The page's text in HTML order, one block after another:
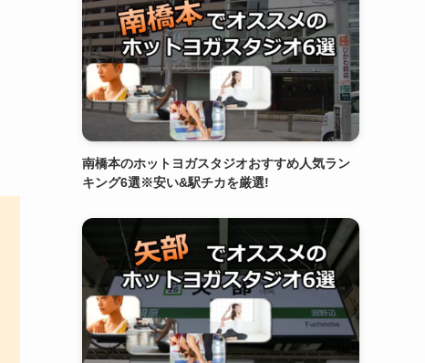
南橋本のホットヨガスタジオおすすめ人気ラン
キング6選※安い&駅チカを厳選!